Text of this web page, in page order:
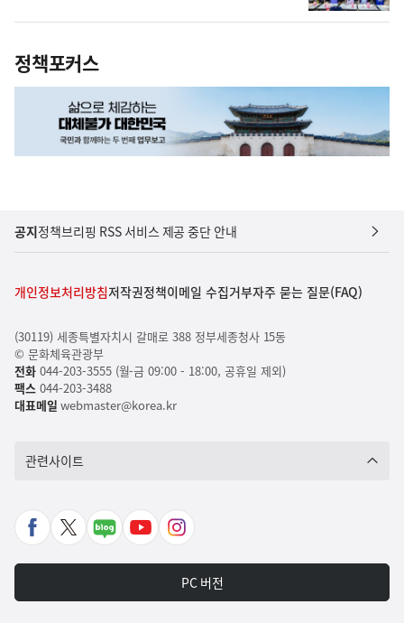
정책포커스
공지정책브리핑 RSS 서비스 제공 중단 안내
개인정보처리방침저작권정책이메일 수집거부자주 묻는 질문(FAQ)
(30119) 세종특별자치시 갈매로 388 정부세종청사 15동
© 문화체육관광부
전화044-203-3555 (월-금 09:00 - 18:00, 공휴일 제외)
팩스044-203-3488
대표메일 webmaster@korea.kr
관련사이트
페
X
네
유
인
타
그
PC 버전